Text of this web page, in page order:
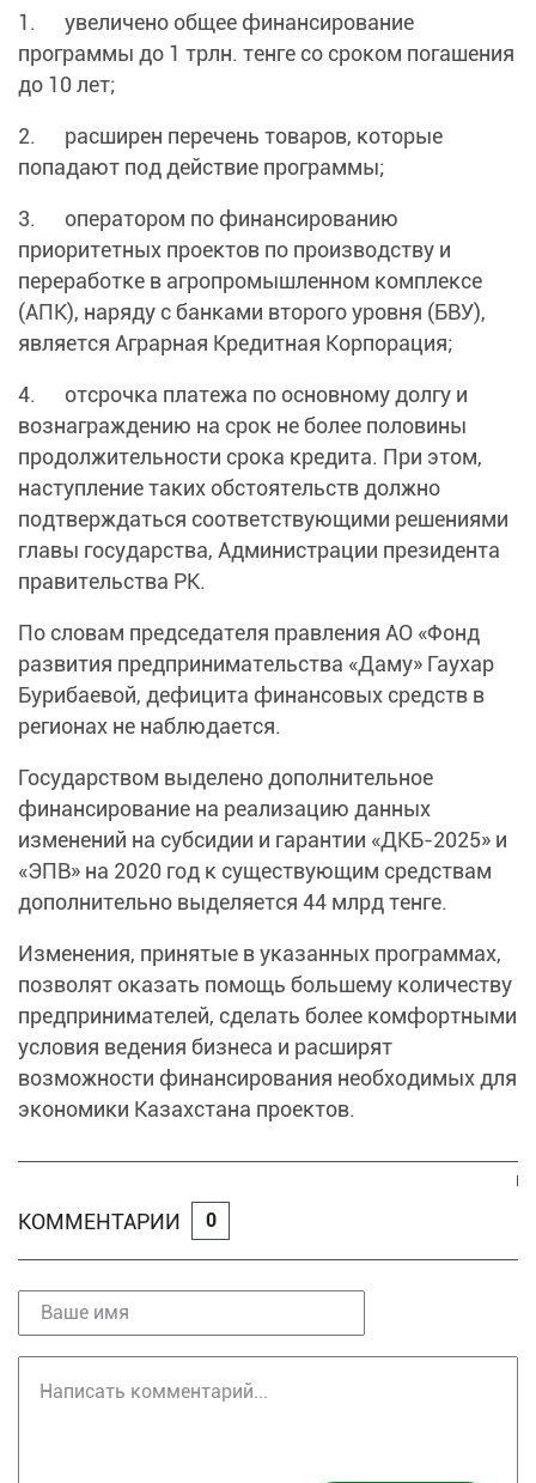
1. увеличено общее финансирование
программы до 1 трлн. тенге со сроком погашения
до 10 лет;
2. расширен перечень товаров, которые
попадают под действие программы;
3. оператором по финансированию
приоритетных проектов по производству и
переработке в агропромышленном комплексе
(АПК), наряду с банками второго уровня (БВУ),
является Аграрная Кредитная Корпорация;
4. отсрочка платежа по основному долгу и
вознаграждению на срок не более половины
продолжительности срока кредита. При этом,
наступление таких обстоятельств должно
подтверждаться соответствующими решениями
главы государства, Администрации президента
правительства РК.
По словам председателя правления АО «Фонд
развития предпринимательства «Даму» Гаухар
Бурибаевой, дефицита финансовых средств в
регионах не наблюдается.
Государством выделено дополнительное
финансирование на реализацию данных
изменений на субсидии и гарантии «ДКБ-2025» и
«ЭПВ» на 2020 год к существующим средствам
дополнительно выделяется 44 млрд тенге.
Изменения, принятые в указанных программах,
позволят оказать помощь большему количеству
предпринимателей, сделать более комфортными
условия ведения бизнеса и расширят
возможности финансирования необходимых для
экономики Казахстана проектов.
КОММЕНТАРИИ 0